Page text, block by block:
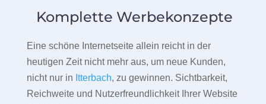
Komplette Werbekonzepte
Eine schöne Internetseite allein reicht in der
heutigen Zeit nicht mehr aus, um neue Kunden,
nicht nur in Itterbach, zu gewinnen. Sichtbarkeit,
Reichweite und Nutzerfreundlichkeit Ihrer Website